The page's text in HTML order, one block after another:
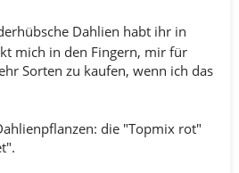
Dahlien habt ihr in
mich in den Fingern, mir für
Sorten zu kaufen, wenn ich das
die "Topmix rot"